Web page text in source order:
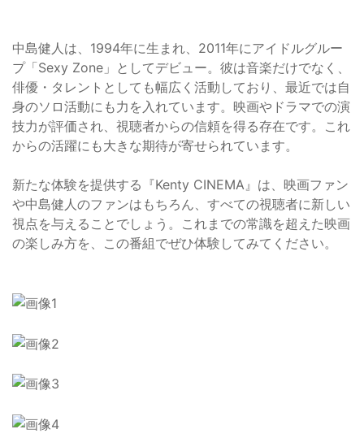
中島健人は、1994年に生まれ、2011年にアイドルグルー
プ「Sexy Zone」としてデビュー。彼は音楽だけでなく、
俳優・タレントとしても幅広く活動しており、最近では自
身のソロ活動にも力を入れています。映画やドラマでの演
技力が評価され、視聴者からの信頼を得る存在です。これ
からの活躍にも大きな期待が寄せられています。
新たな体験を提供する『Kenty CINEMA』は、映画ファン
や中島健人のファンはもちろん、すべての視聴者に新しい
視点を与えることでしょう。これまでの常識を超えた映画
の楽しみ方を、この番組でぜひ体験してみてください。